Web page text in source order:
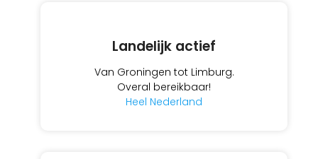
Landelijk actief
Van Groningen tot Limburg.
Overal bereikbaar!
Heel Nederland